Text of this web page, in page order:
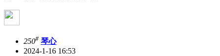
250# 琴心
2024-1-16 16:53